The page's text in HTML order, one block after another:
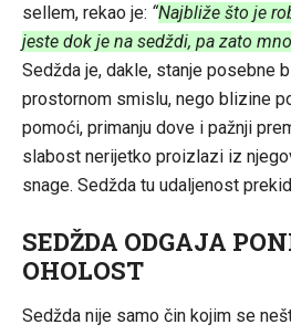
sellem, rekao je: “Najbliže što je
jeste dok je na sedždi, pa zato
Sedžda je, dakle, stanje posebne
prostornom smislu, nego blizine
pomoći, primanju dove i pažnji
slabost nerijetko proizlazi iz
snage. Sedžda tu udaljenost
SEDŽDA ODGAJA
OHOLOST
Sedžda nije samo čin kojim se